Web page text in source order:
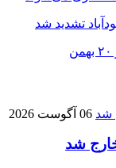
تشدید شد
06 آگوست 2026